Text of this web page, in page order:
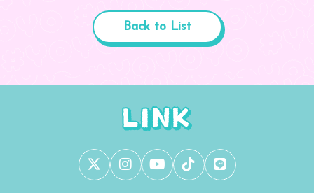
Back to List